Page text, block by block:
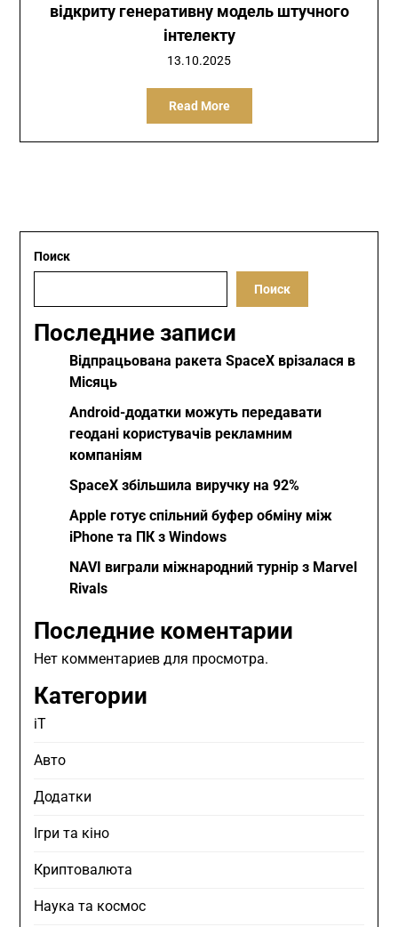
відкриту генеративну модель штучного
інтелекту
13.10.2025
Read More
Поиск
Поиск
Последние записи
Відпрацьована ракета SpaceX врізалася в
Місяць
Android-додатки можуть передавати
геодані користувачів рекламним
компаніям
SpaceX збільшила виручку на 92%
Apple готує спільний буфер обміну між
iPhone та ПК з Windows
NAVI виграли міжнародний турнір з Marvel
Rivals
Последние коментарии
Нет комментариев для просмотра.
Категории
iT
Авто
Додатки
Ігри та кіно
Криптовалюта
Наука та космос